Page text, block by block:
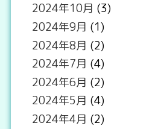
2024年10月 (3)
2024年9月 (1)
2024年8月 (2)
2024年7月 (4)
2024年6月 (2)
2024年5月 (4)
2024年4月 (2)